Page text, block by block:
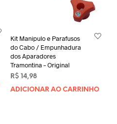
Kit Manipulo e Parafusos
do Cabo / Empunhadura
dos Aparadores
Tramontina – Original
R$ 14,98
ADICIONAR AO CARRINHO